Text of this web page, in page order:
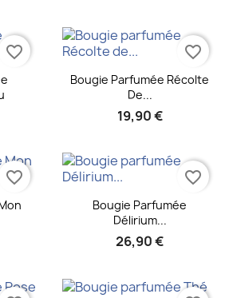
favorite_border
Aperçu rapide
Bougie Parfumée Récolte
De...
19,90 €
favorite_border
favorite_border
Aperçu rapide
Bougie Parfumée
Délirium...
26,90 €
favorite_border